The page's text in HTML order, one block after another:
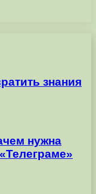
знания
нужна